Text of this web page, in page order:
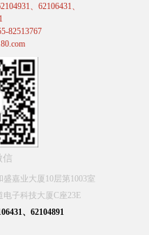
、62106431、
82513767
信
嘉业大厦10层第1003室
子科技大厦C座23E
、62104891